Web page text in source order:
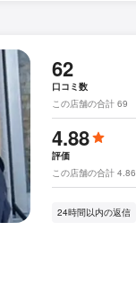
62
口コミ数
この店舗の合計 69
4.88
評価
この店舗の合計 4.86
24時間以内の返信